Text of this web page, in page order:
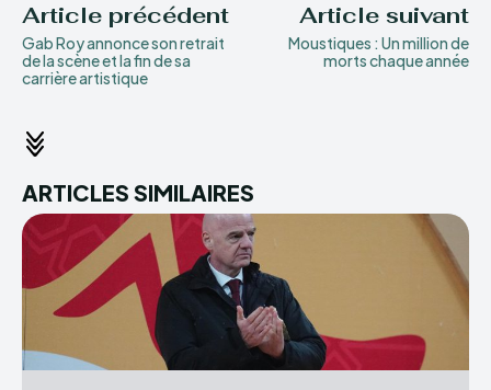
Article précédent
Gab Roy annonce son retrait
de la scène et la fin de sa
carrière artistique
Article suivant
Moustiques : Un million de
morts chaque année
ARTICLES SIMILAIRES